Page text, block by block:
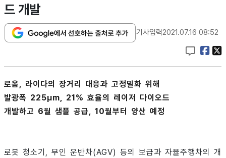
드 개발
기사입력2021.07.16 08:52
로옴, 라이다의 장거리 대응과 고정밀화 위해
발광폭 225µm, 21% 효율의 레이저 다이오드
개발하고 6월 샘플 공급, 10월부터 양산 예정
로봇 청소기, 무인 운반차(AGV) 등의 보급과 자율주행차의 개